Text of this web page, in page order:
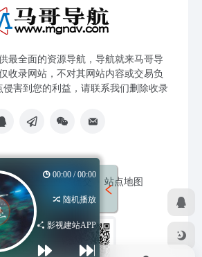
最全面的资源导航，导航就来马哥导
收录网站，不对其网站内容或交易负
害到您的利益，请联系我们删除收录
友链申请 网站提交 站点地图
00:00 / 00:00
随机播放
影视建站APP